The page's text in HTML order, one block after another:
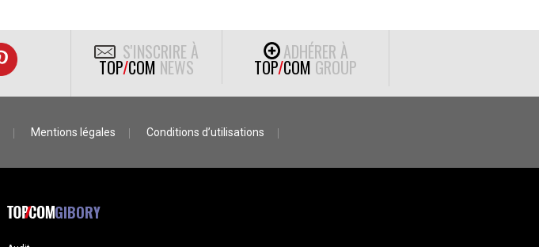
S'INSCRIRE À
TOP/COM NEWS
ADHÉRER À
TOP/COM GROUP
Mentions légales Conditions d’utilisations
GIBORY